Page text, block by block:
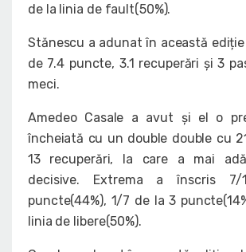
de la linia de fault(50%).
Stănescu a adunat în această ediție
de 7.4 puncte, 3.1 recuperări și 3
meci.
Amedeo Casale a avut și el o
încheiată cu un double double cu
13 recuperări, la care a mai
decisive. Extrema a înscris
puncte(44%), 1/7 de la 3
linia de libere(50%).